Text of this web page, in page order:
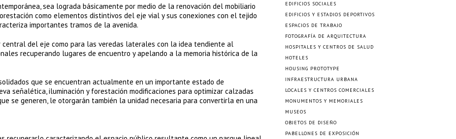
sea lograda básicamente por medio de la renovación del mobiliario
como elementos distintivos del eje vial y sus conexiones con el tejido
importantes tramos de la avenida.
del eje como para las veredas laterales con la idea tendiente al
recuperando lugares de encuentro y apelando a la memoria histórica de la
que se encuentran actualmente en un importante estado de
señalética, iluminación y forestación modificaciones para optimizar calzadas
se generen, le otorgarán también la unidad necesaria para convertirla en una
EDIFICIOS SOCIALES
EDIFICIOS Y ESTADIOS DEPORTIVOS
ESPACIOS DE TRABAJO
FOTOGRAFÍA DE ARQUITECTURA
HOSPITALES Y CENTROS DE SALUD
HOTELES
HOUSING PROTOTYPE
INFRAESTRUCTURA URBANA
LOCALES Y CENTROS COMERCIALES
MONUMENTOS Y MEMORIALES
MUSEOS
OBJETOS DE DISEÑO
PABELLONES DE EXPOSICIÓN